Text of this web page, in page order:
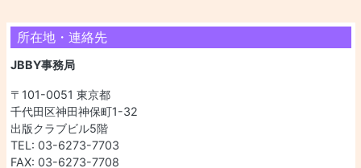
所在地・連絡先
JBBY事務局
〒101-0051 東京都
千代田区神田神保町1-32
出版クラブビル5階
TEL: 03-6273-7703
FAX: 03-6273-7708